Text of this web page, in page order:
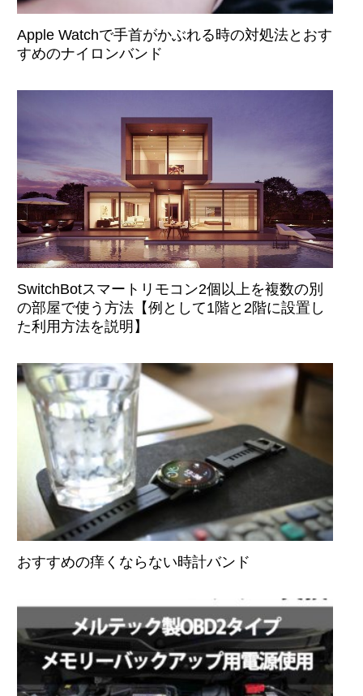
Apple Watchで手首がかぶれる時の対処法とおす
すめのナイロンバンド
SwitchBotスマートリモコン2個以上を複数の別
の部屋で使う方法【例として1階と2階に設置し
た利用方法を説明】
おすすめの痒くならない時計バンド